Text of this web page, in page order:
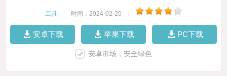
工具 时间：2024-02-20
安卓下载 苹果下载 PC下载
安卓市场，安全绿色